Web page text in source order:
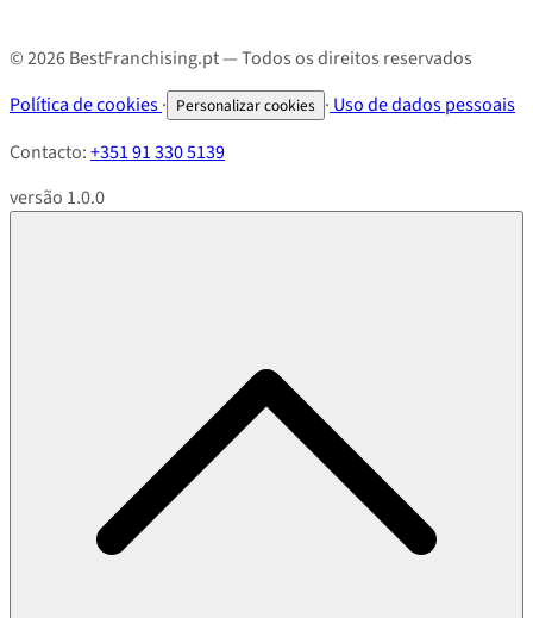
© 2026 BestFranchising.pt — Todos os direitos reservados
Política de cookies· Personalizar cookies · Uso de dados pessoais
Contacto:+351 91 330 5139
versão 1.0.0